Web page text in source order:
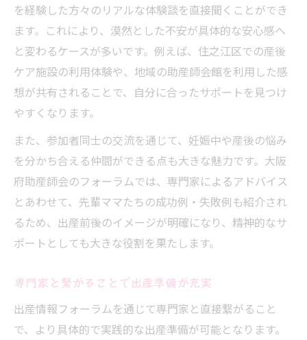
を経験した方々のリアルな体験談を直接聞くことができ
ます。これにより、漠然とした不安が具体的な安心感へ
と変わるケースが多いです。例えば、住之江区での産後
ケア施設の利用体験や、地域の助産師会館を利用した感
想が共有されることで、自分に合ったサポートを見つけ
やすくなります。
また、参加者同士の交流を通じて、妊娠中や産後の悩み
を分かち合える仲間ができる点も大きな魅力です。大阪
府助産師会のフォーラムでは、専門家によるアドバイス
とあわせて、先輩ママたちの成功例・失敗例も紹介され
るため、出産前後のイメージが明確になり、精神的なサ
ポートとしても大きな役割を果たします。
専門家と繋がることで出産準備が充実
出産情報フォーラムを通じて専門家と直接繋がること
で、より具体的で実践的な出産準備が可能となります。